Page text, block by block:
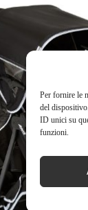
Per fornire le
del
ID unici su
funzioni.